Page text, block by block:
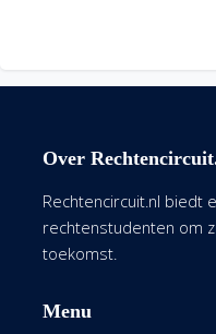
Over
Rechtencircuit.nl biedt
rechtenstudenten om
toekomst.
Menu